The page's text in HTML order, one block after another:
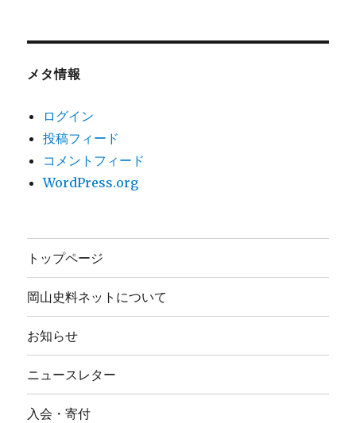
メタ情報
ログイン
投稿フィード
コメントフィード
WordPress.org
トップページ
岡山史料ネットについて
お知らせ
ニュースレター
入会・寄付